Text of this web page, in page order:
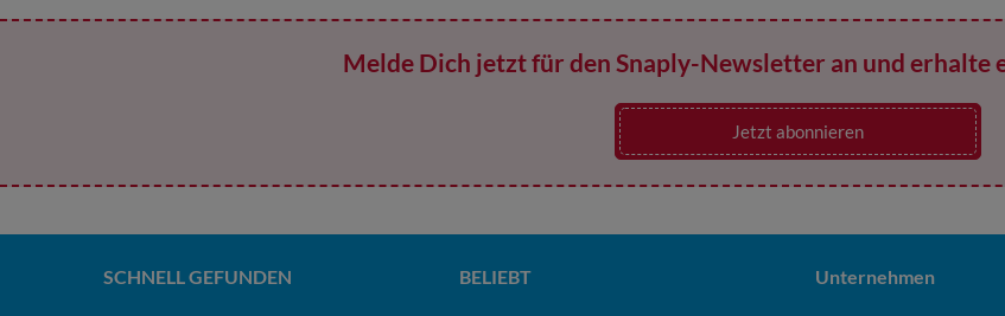
Melde Dich jetzt für den Snaply-Newsletter an und erhalte
Jetzt abonnieren
SCHNELL GEFUNDEN BELIEBT Unternehmen